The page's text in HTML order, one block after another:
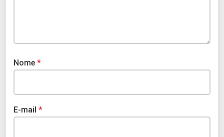
Nome *
E-mail *